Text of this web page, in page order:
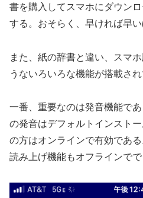
書を購入してスマホにダウン
する。おそらく、早ければ早い
また、紙の辞書と違い、スマ
うないろいろな機能が搭載され
一番、重要なのは発音機能で
の発音はデフォルトインスト
の方はオンラインで有効であ
読み上げ機能もオフラインでで